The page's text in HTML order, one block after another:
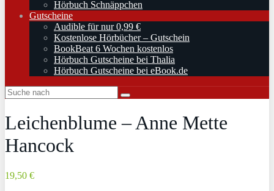
Hörbuch Schnäppchen
Gutscheine
Audible für nur 0,99 €
Kostenlose Hörbücher – Gutschein
BookBeat 6 Wochen kostenlos
Hörbuch Gutscheine bei Thalia
Hörbuch Gutscheine bei eBook.de
Leichenblume – Anne Mette
Hancock
19,50 €